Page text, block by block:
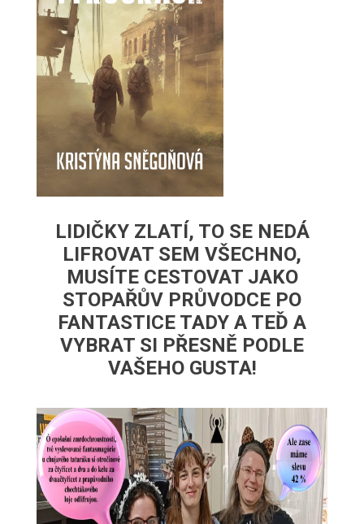
LIDIČKY ZLATÍ, TO SE NEDÁ
LIFROVAT SEM VŠECHNO,
MUSÍTE CESTOVAT JAKO
STOPAŘŮV PRŮVODCE PO
FANTASTICE TADY A TEĎ A
VYBRAT SI PŘESNĚ PODLE
VAŠEHO GUSTA!